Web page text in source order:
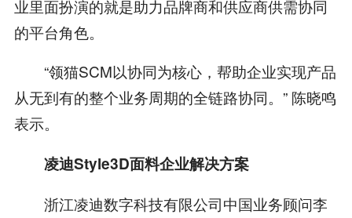
业里面扮演的就是助力品牌商和供应商供需协同
的平台角色。
“领猫SCM以协同为核心，帮助企业实现产品
从无到有的整个业务周期的全链路协同。” 陈晓鸣
表示。
凌迪Style3D面料企业解决方案
浙江凌迪数字科技有限公司中国业务顾问李